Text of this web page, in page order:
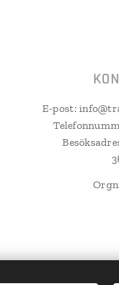
E-post: